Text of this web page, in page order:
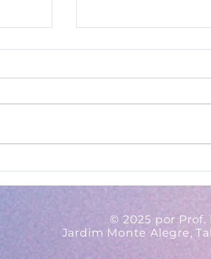
© 2025 por Prof.
Jardim Monte Alegre,